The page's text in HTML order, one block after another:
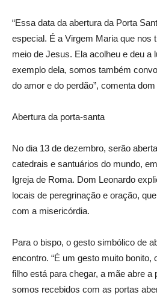
“Essa data da abertura da Porta
especial. É a Virgem Maria que nos
meio de Jesus. Ela acolheu e deu a
exemplo dela, somos também
do amor e do perdão”, comenta
Abertura da porta-santa
No dia 13 de dezembro, serão
catedrais e santuários do mundo,
Igreja de Roma. Dom Leonardo
locais de peregrinação e oração,
com a misericórdia.
Para o bispo, o gesto simbólico de
encontro. “É um gesto muito bonito,
filho está para chegar, a mãe abre a
somos recebidos com as portas